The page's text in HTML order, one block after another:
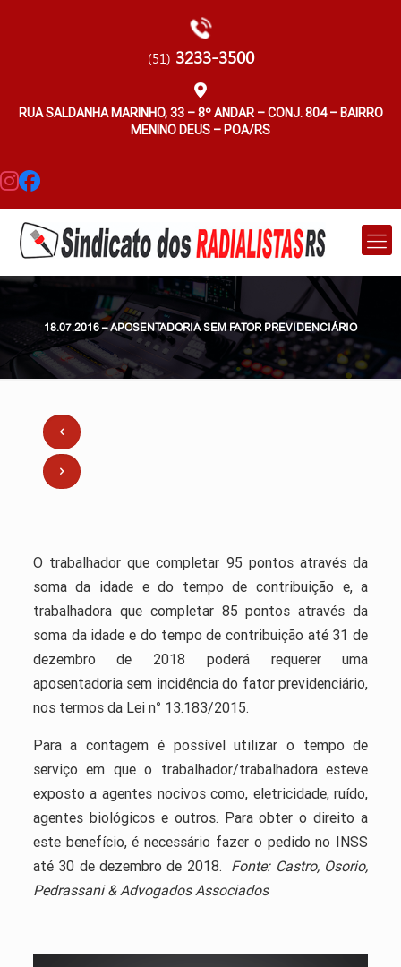
(51) 3233-3500
RUA SALDANHA MARINHO, 33 – 8º ANDAR – CONJ. 804 – BAIRRO
MENINO DEUS – POA/RS
18.07.2016 – APOSENTADORIA SEM FATOR PREVIDENCIÁRIO
O trabalhador que completar 95 pontos através da
soma da idade e do tempo de contribuição e, a
trabalhadora que completar 85 pontos através da
soma da idade e do tempo de contribuição até 31 de
dezembro de 2018 poderá requerer uma
aposentadoria sem incidência do fator previdenciário,
nos termos da Lei n° 13.183/2015.
Para a contagem é possível utilizar o tempo de
serviço em que o trabalhador/trabalhadora esteve
exposto a agentes nocivos como, eletricidade, ruído,
agentes biológicos e outros. Para obter o direito a
este benefício, é necessário fazer o pedido no INSS
até 30 de dezembro de 2018. Fonte: Castro, Osorio,
Pedrassani & Advogados Associados